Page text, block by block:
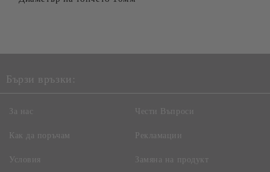
Бързи връзки:
За нас
Как да поръчам
Условия
Чести Въпроси
Рекламации
Замяна на продукт